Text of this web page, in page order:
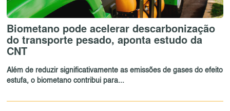
Biometano pode acelerar descarbonização
do transporte pesado, aponta estudo da
CNT
Além de reduzir significativamente as emissões de gases do efeito
estufa, o biometano contribui para...